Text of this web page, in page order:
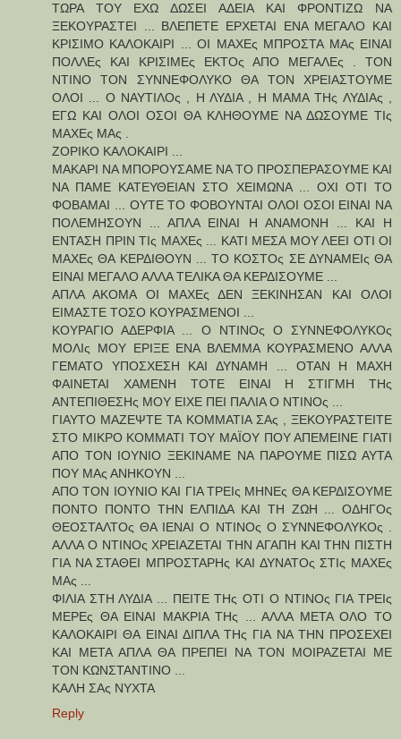
ΤΩΡΑ ΤΟΥ ΕΧΩ ΔΩΣΕΙ ΑΔΕΙΑ ΚΑΙ ΦΡΟΝΤΙΖΩ ΝΑ
ΞΕΚΟΥΡΑΣΤΕΙ ... ΒΛΕΠΕΤΕ ΕΡΧΕΤΑΙ ΕΝΑ ΜΕΓΑΛΟ ΚΑΙ
ΚΡΙΣΙΜΟ ΚΑΛΟΚΑΙΡΙ ... ΟΙ ΜΑΧΕς ΜΠΡΟΣΤΑ ΜΑς ΕΙΝΑΙ
ΠΟΛΛΕς ΚΑΙ ΚΡΙΣΙΜΕς ΕΚΤΟς ΑΠΟ ΜΕΓΑΛΕς . ΤΟΝ
ΝΤΙΝΟ ΤΟΝ ΣΥΝΝΕΦΟΛΥΚΟ ΘΑ ΤΟΝ ΧΡΕΙΑΣΤΟΥΜΕ
ΟΛΟΙ ... Ο ΝΑΥΤΙΛΟς , Η ΛΥΔΙΑ , Η ΜΑΜΑ ΤΗς ΛΥΔΙΑς ,
ΕΓΩ ΚΑΙ ΟΛΟΙ ΟΣΟΙ ΘΑ ΚΛΗΘΟΥΜΕ ΝΑ ΔΩΣΟΥΜΕ ΤΙς
ΜΑΧΕς ΜΑς .
ΖΟΡΙΚΟ ΚΑΛΟΚΑΙΡΙ ...
ΜΑΚΑΡΙ ΝΑ ΜΠΟΡΟΥΣΑΜΕ ΝΑ ΤΟ ΠΡΟΣΠΕΡΑΣΟΥΜΕ ΚΑΙ
ΝΑ ΠΑΜΕ ΚΑΤΕΥΘΕΙΑΝ ΣΤΟ ΧΕΙΜΩΝΑ ... ΟΧΙ ΟΤΙ ΤΟ
ΦΟΒΑΜΑΙ ... ΟΥΤΕ ΤΟ ΦΟΒΟΥΝΤΑΙ ΟΛΟΙ ΟΣΟΙ ΕΙΝΑΙ ΝΑ
ΠΟΛΕΜΗΣΟΥΝ ... ΑΠΛΑ ΕΙΝΑΙ Η ΑΝΑΜΟΝΗ ... ΚΑΙ Η
ΕΝΤΑΣΗ ΠΡΙΝ ΤΙς ΜΑΧΕς ... ΚΑΤΙ ΜΕΣΑ ΜΟΥ ΛΕΕΙ ΟΤΙ ΟΙ
ΜΑΧΕς ΘΑ ΚΕΡΔΙΘΟΥΝ ... ΤΟ ΚΟΣΤΟς ΣΕ ΔΥΝΑΜΕΙς ΘΑ
ΕΙΝΑΙ ΜΕΓΑΛΟ ΑΛΛΑ ΤΕΛΙΚΑ ΘΑ ΚΕΡΔΙΣΟΥΜΕ ...
ΑΠΛΑ ΑΚΟΜΑ ΟΙ ΜΑΧΕς ΔΕΝ ΞΕΚΙΝΗΣΑΝ ΚΑΙ ΟΛΟΙ
ΕΙΜΑΣΤΕ ΤΟΣΟ ΚΟΥΡΑΣΜΕΝΟΙ ...
ΚΟΥΡΑΓΙΟ ΑΔΕΡΦΙΑ ... Ο ΝΤΙΝΟς Ο ΣΥΝΝΕΦΟΛΥΚΟς
ΜΟΛΙς ΜΟΥ ΕΡΙΞΕ ΕΝΑ ΒΛΕΜΜΑ ΚΟΥΡΑΣΜΕΝΟ ΑΛΛΑ
ΓΕΜΑΤΟ ΥΠΟΣΧΕΣΗ ΚΑΙ ΔΥΝΑΜΗ ... ΟΤΑΝ Η ΜΑΧΗ
ΦΑΙΝΕΤΑΙ ΧΑΜΕΝΗ ΤΟΤΕ ΕΙΝΑΙ Η ΣΤΙΓΜΗ ΤΗς
ΑΝΤΕΠΙΘΕΣΗς ΜΟΥ ΕΙΧΕ ΠΕΙ ΠΑΛΙΑ Ο ΝΤΙΝΟς ...
ΓΙΑΥΤΟ ΜΑΖΕΨΤΕ ΤΑ ΚΟΜΜΑΤΙΑ ΣΑς , ΞΕΚΟΥΡΑΣΤΕΙΤΕ
ΣΤΟ ΜΙΚΡΟ ΚΟΜΜΑΤΙ ΤΟΥ ΜΑΪΟΥ ΠΟΥ ΑΠΕΜΕΙΝΕ ΓΙΑΤΙ
ΑΠΟ ΤΟΝ ΙΟΥΝΙΟ ΞΕΚΙΝΑΜΕ ΝΑ ΠΑΡΟΥΜΕ ΠΙΣΩ ΑΥΤΑ
ΠΟΥ ΜΑς ΑΝΗΚΟΥΝ ...
ΑΠΟ ΤΟΝ ΙΟΥΝΙΟ ΚΑΙ ΓΙΑ ΤΡΕΙς ΜΗΝΕς ΘΑ ΚΕΡΔΙΣΟΥΜΕ
ΠΟΝΤΟ ΠΟΝΤΟ ΤΗΝ ΕΛΠΙΔΑ ΚΑΙ ΤΗ ΖΩΗ ... ΟΔΗΓΟς
ΘΕΟΣΤΑΛΤΟς ΘΑ ΙΕΝΑΙ Ο ΝΤΙΝΟς Ο ΣΥΝΝΕΦΟΛΥΚΟς .
ΑΛΛΑ Ο ΝΤΙΝΟς ΧΡΕΙΑΖΕΤΑΙ ΤΗΝ ΑΓΑΠΗ ΚΑΙ ΤΗΝ ΠΙΣΤΗ
ΓΙΑ ΝΑ ΣΤΑΘΕΙ ΜΠΡΟΣΤΑΡΗς ΚΑΙ ΔΥΝΑΤΟς ΣΤΙς ΜΑΧΕς
ΜΑς ...
ΦΙΛΙΑ ΣΤΗ ΛΥΔΙΑ ... ΠΕΙΤΕ ΤΗς ΟΤΙ Ο ΝΤΙΝΟς ΓΙΑ ΤΡΕΙς
ΜΕΡΕς ΘΑ ΕΙΝΑΙ ΜΑΚΡΙΑ ΤΗς ... ΑΛΛΑ ΜΕΤΑ ΟΛΟ ΤΟ
ΚΑΛΟΚΑΙΡΙ ΘΑ ΕΙΝΑΙ ΔΙΠΛΑ ΤΗς ΓΙΑ ΝΑ ΤΗΝ ΠΡΟΣΕΧΕΙ
ΚΑΙ ΜΕΤΑ ΑΠΛΑ ΘΑ ΠΡΕΠΕΙ ΝΑ ΤΟΝ ΜΟΙΡΑΖΕΤΑΙ ΜΕ
ΤΟΝ ΚΩΝΣΤΑΝΤΙΝΟ ...
ΚΑΛΗ ΣΑς ΝΥΧΤΑ
Reply